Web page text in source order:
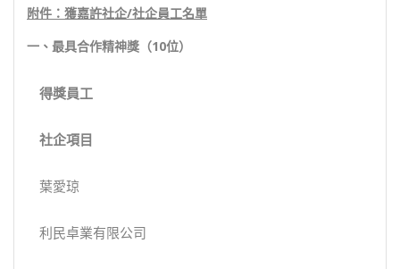
附件：獲嘉許社企/社企員工名單
一、最具合作精神獎（10位）
得獎員工
社企項目
葉愛琼
利民卓業有限公司